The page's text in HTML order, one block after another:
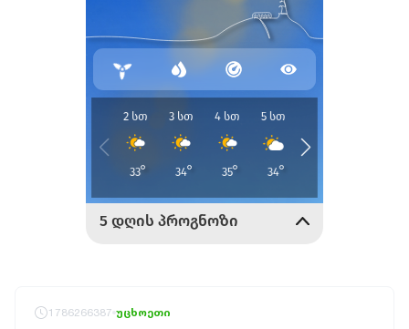
1786266387 უცხოეთი